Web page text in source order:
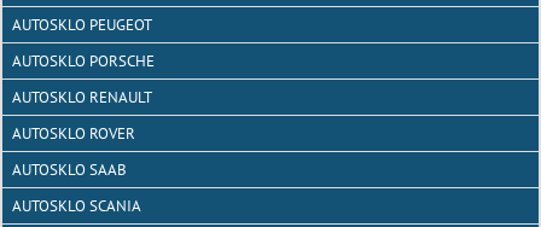
AUTOSKLO PEUGEOT
AUTOSKLO PORSCHE
AUTOSKLO RENAULT
AUTOSKLO ROVER
AUTOSKLO SAAB
AUTOSKLO SCANIA